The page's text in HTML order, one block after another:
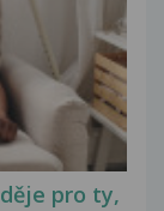
pro ty,